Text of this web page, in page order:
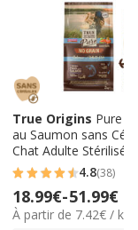
True Origins Pure -
au Saumon sans
Chat Adulte Stérilisé
4.8
étoiles
avec
4.8(38)
Prix
de
18.99€-51.99€
7.42€
À partir de 7.42€ / kg